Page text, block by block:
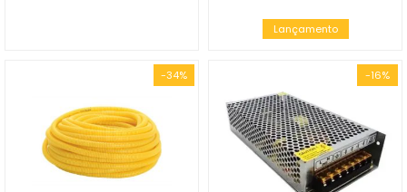
Lançamento
-34% -16%